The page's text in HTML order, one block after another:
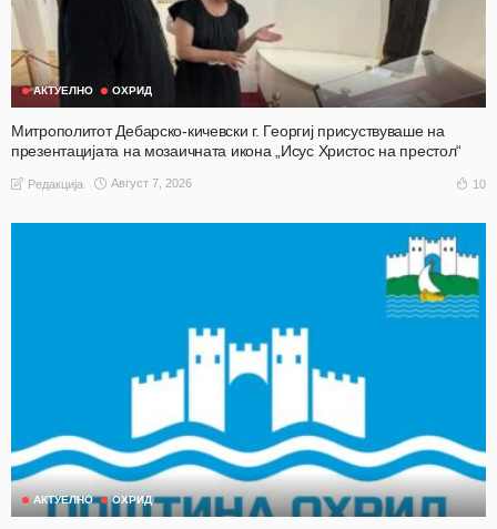
АКТУЕЛНО ОХРИД
Митрополитот Дебарско-кичевски г. Георгиј присуствуваше на
презентацијата на мозаичната икона „Исус Христос на престол“
Редакција Август 7, 2026 10
АКТУЕЛНО ОХРИД